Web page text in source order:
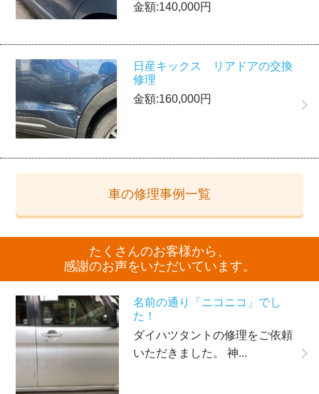
金額:140,000円
日産キックス リアドアの交換
修理
金額:160,000円
車の修理事例一覧
たくさんのお客様から、
感謝のお声をいただいています。
名前の通り「ニコニコ」でし
た！
ダイハツタントの修理をご依頼
いただきました。 神...